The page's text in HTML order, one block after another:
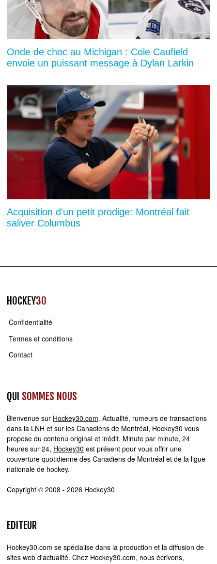
Onde de choc au Michigan : Cole Caufield
envoie un puissant message à Dylan Larkin
Acquisition d'un petit prodige: Montréal fait
saliver Columbus
HOCKEY30
Confidentialité
Termes et conditions
Contact
QUI SOMMES NOUS
Bienvenue sur Hockey30.com. Actualité, rumeurs de transactions
dans la LNH et sur les Canadiens de Montréal, Hockey30 vous
propose du contenu original et inédit. Minute par minute, 24
heures sur 24, Hockey30 est présent pour vous offrir une
couverture quotidienne des Canadiens de Montréal et de la ligue
nationale de hockey.
Copyright © 2008 - 2026 Hockey30
EDITEUR
Hockey30.com se spécialise dans la production et la diffusion de
sites web d'actualité. Chez Hockey30.com, nous écrivons,